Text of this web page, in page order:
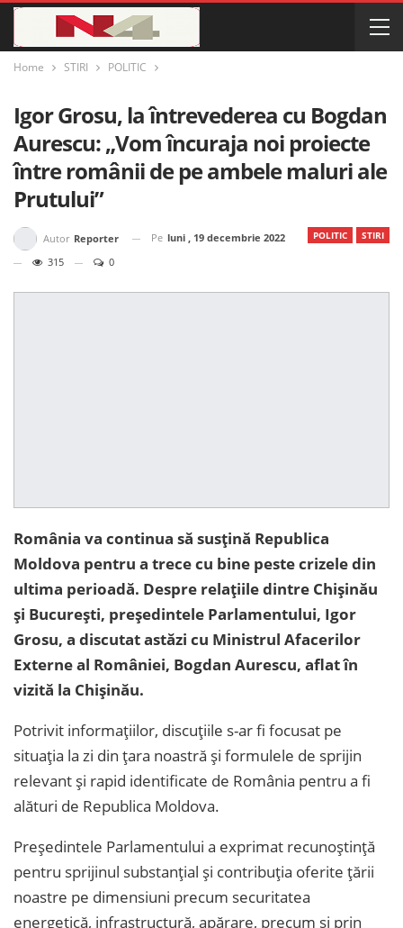
Home STIRI POLITIC
Igor Grosu, la întrevederea cu Bogdan
Aurescu: „Vom încuraja noi proiecte
între românii de pe ambele maluri ale
Prutului”
POLITIC STIRI
Autor Reporter Pe luni , 19 decembrie 2022
315
0
România va continua să susțină Republica
Moldova pentru a trece cu bine peste crizele din
ultima perioadă. Despre relațiile dintre Chișinău
și București, președintele Parlamentului, Igor
Grosu, a discutat astăzi cu Ministrul Afacerilor
Externe al României, Bogdan Aurescu, aflat în
vizită la Chișinău.
Potrivit informațiilor, discuțiile s-ar fi focusat pe
situația la zi din țara noastră și formulele de sprijin
relevant și rapid identificate de România pentru a fi
alături de Republica Moldova.
Președintele Parlamentului a exprimat recunoștință
pentru sprijinul substanțial și contribuția oferite țării
noastre pe dimensiuni precum securitatea
energetică, infrastructură, apărare, precum și prin